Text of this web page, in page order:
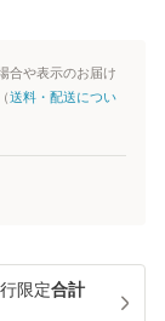
合や表示のお届け
送料・配送につい
限定合計